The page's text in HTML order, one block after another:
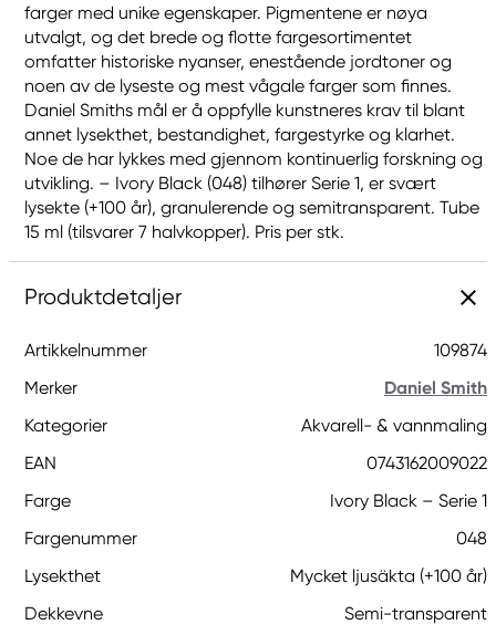
farger med unike egenskaper. Pigmentene er nøya
utvalgt, og det brede og flotte fargesortimentet
omfatter historiske nyanser, enestående jordtoner og
noen av de lyseste og mest vågale farger som finnes.
Daniel Smiths mål er å oppfylle kunstneres krav til blant
annet lysekthet, bestandighet, fargestyrke og klarhet.
Noe de har lykkes med gjennom kontinuerlig forskning og
utvikling. – Ivory Black (048) tilhører Serie 1, er svært
lysekte (+100 år), granulerende og semitransparent. Tube
15 ml (tilsvarer 7 halvkopper). Pris per stk.
Produktdetaljer
Artikkelnummer
109874
Merker
Daniel Smith
Kategorier
Akvarell- & vannmaling
EAN
0743162009022
Farge
Ivory Black – Serie 1
Fargenummer
048
Lysekthet
Mycket ljusäkta (+100 år)
Dekkevne
Semi-transparent